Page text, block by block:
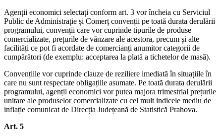
Agenții economici selectați conform art. 3 vor încheia cu Serviciul
Public de Administrație și Comerț convenții pe toată durata derulării
programului, convenții care vor cuprinde tipurile de produse
comercializate, prețurile de vânzare ale acestora, precum și alte
facilități ce pot fi acordate de comercianți anumitor categorii de
cumpărători (de exemplu: acceptarea la plată a tichetelor de masă).
Convențiile vor cuprinde clauze de reziliere imediată în situațiile în
care nu sunt respectate obligațiile asumate. Pe toată durata derulării
programului, agenții economici vor putea majora trimestrial prețurile
unitare ale produselor comercializate cu cel mult indicele mediu de
inflație comunicat de Direcția Județeană de Statistică Prahova.
Art. 5